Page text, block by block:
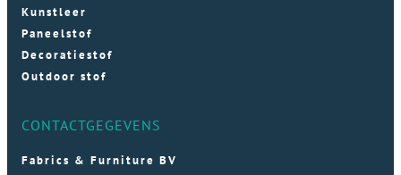
Kunstleer
Paneelstof
Decoratiestof
Outdoor stof
CONTACTGEGEVENS
Fabrics & Furniture BV